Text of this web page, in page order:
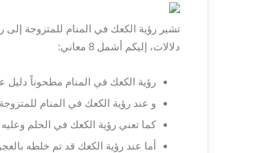
تشير رؤية الكعك في المنام للمتزوجة
دلالات، إليكم أشمل 8 معاني:
رؤية الكعك في المنام مطحوناً
و عند رؤية الكعك في المنام
كما تعني رؤية الكعك في الحلم وعليه
أما عند رؤية الكعك قد تم خلطه